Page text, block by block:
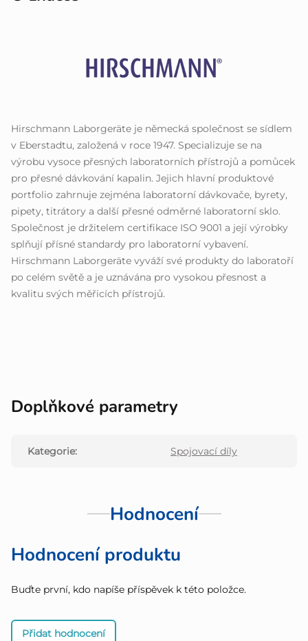
Hirschmann Laborgeräte je německá společnost se sídlem
v Eberstadtu, založená v roce 1947. Specializuje se na
výrobu vysoce přesných laboratorních přístrojů a pomůcek
pro přesné dávkování kapalin. Jejich hlavní produktové
portfolio zahrnuje zejména laboratorní dávkovače, byrety,
pipety, titrátory a další přesné odměrné laboratorní sklo.
Společnost je držitelem certifikace ISO 9001 a její výrobky
splňují přísné standardy pro laboratorní vybavení.
Hirschmann Laborgeräte vyváží své produkty do laboratoří
po celém světě a je uznávána pro vysokou přesnost a
kvalitu svých měřicích přístrojů.
Doplňkové parametry
Kategorie: Spojovací díly
Hodnocení
Hodnocení produktu
Buďte první, kdo napíše příspěvek k této položce.
Přidat hodnocení